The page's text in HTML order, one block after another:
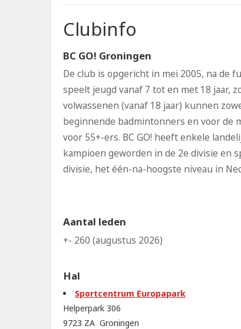
Clubinfo
BC GO! Groningen
De club is opgericht in mei 2005, na de
speelt jeugd vanaf 7 tot en met 18 jaar,
volwassenen (vanaf 18 jaar) kunnen
beginnende badmintonners en voor de
voor 55+-ers. BC GO! heeft enkele
kampioen geworden in de 2e divisie en
divisie, het één-na-hoogste niveau in
Aantal leden
+- 260 (augustus 2026)
Hal
Sportcentrum Europapark
Helperpark 306
9723 ZA Groningen